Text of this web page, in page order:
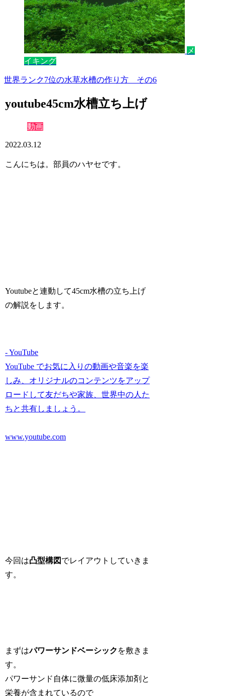
メ
イキング
世界ランク7位の水草水槽の作り方 その6
youtube45cm水槽立ち上げ
動画
2022.03.12
こんにちは。部員のハヤセです。
Youtubeと連動して45cm水槽の立ち上げ
の解説をします。
- YouTube
YouTube でお気に入りの動画や音楽を楽
しみ、オリジナルのコンテンツをアップ
ロードして友だちや家族、世界中の人た
ちと共有しましょう。
www.youtube.com
今回は凸型構図 でレイアウトしていきま
す。
まずはパワーサンドベーシック を敷きま
す。
パワーサンド自体に微量の低床添加剤と
栄養が含まれているので